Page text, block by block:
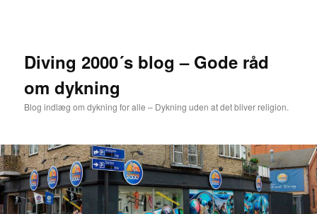
Diving 2000´s blog – Gode råd
om dykning
Blog indlæg om dykning for alle – Dykning uden at det bliver religion.